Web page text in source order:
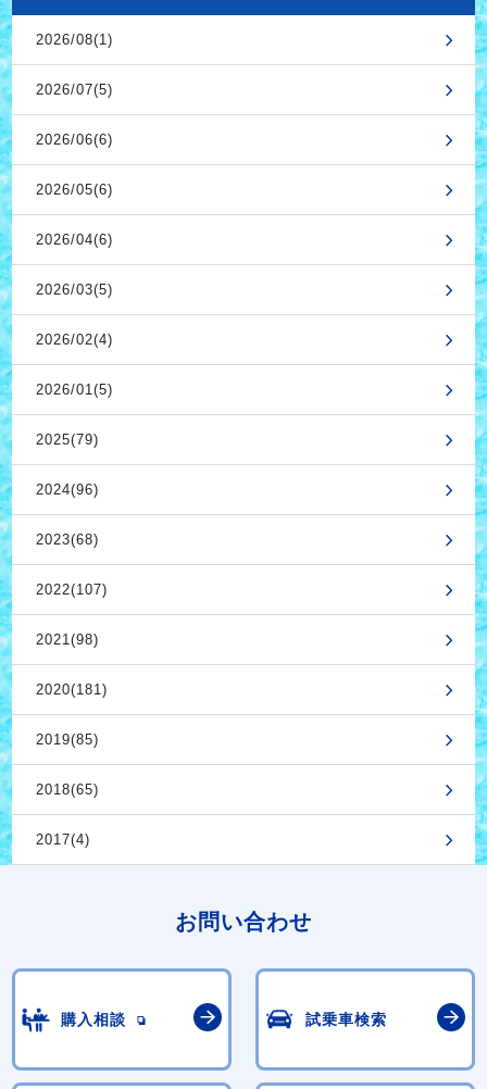
2026/08(1)
2026/07(5)
2026/06(6)
2026/05(6)
2026/04(6)
2026/03(5)
2026/02(4)
2026/01(5)
2025(79)
2024(96)
2023(68)
2022(107)
2021(98)
2020(181)
2019(85)
2018(65)
2017(4)
お問い合わせ
購入相談 試乗車検索